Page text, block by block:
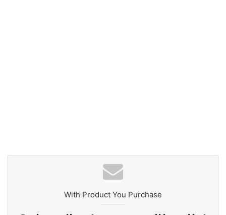
With Product You Purchase